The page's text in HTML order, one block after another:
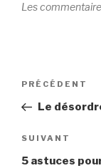
Les
Navigation
l’article
Article
précédent
PRÉCÉDENT
Le
Article
suivant
SUIVANT
5 astuces